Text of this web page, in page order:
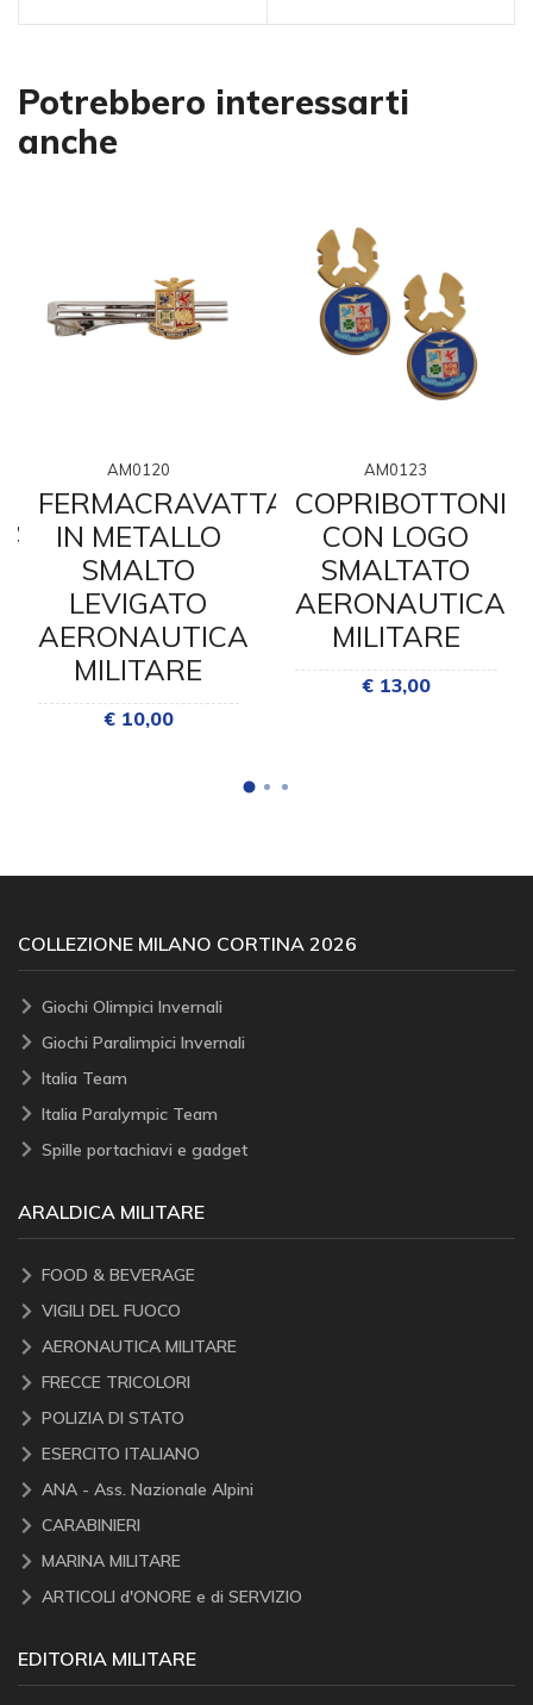
Potrebbero interessarti
anche
AM0120
FERMACRAVATTA
IN METALLO
SMALTO
LEVIGATO
AERONAUTICA
MILITARE
€ 10,00
AM0123
COPRIBOTTONI
CON LOGO
SMALTATO
AERONAUTICA
MILITARE
€ 13,00
COLLEZIONE MILANO CORTINA 2026
Giochi Olimpici Invernali
Giochi Paralimpici Invernali
Italia Team
Italia Paralympic Team
Spille portachiavi e gadget
ARALDICA MILITARE
FOOD & BEVERAGE
VIGILI DEL FUOCO
AERONAUTICA MILITARE
FRECCE TRICOLORI
POLIZIA DI STATO
ESERCITO ITALIANO
ANA - Ass. Nazionale Alpini
CARABINIERI
MARINA MILITARE
ARTICOLI d'ONORE e di SERVIZIO
EDITORIA MILITARE